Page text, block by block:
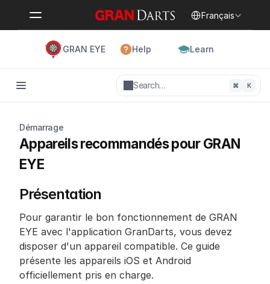
Français
GRAN EYE Help Learn
Search… ⌘ K
Démarrage
Appareils recommandés pour GRAN
EYE
Présentation
Pour garantir le bon fonctionnement de GRAN
EYE avec l'application GranDarts, vous devez
disposer d'un appareil compatible. Ce guide
présente les appareils iOS et Android
officiellement pris en charge.